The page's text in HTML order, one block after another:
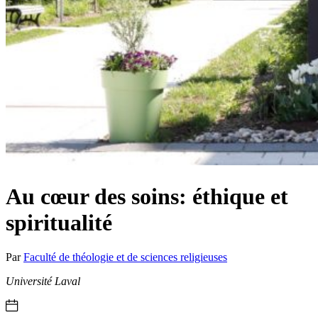
Au cœur des soins: éthique et
spiritualité
ParFaculté de théologie et de sciences religieuses
Université Laval